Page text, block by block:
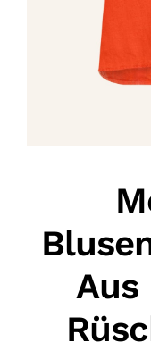
Aus